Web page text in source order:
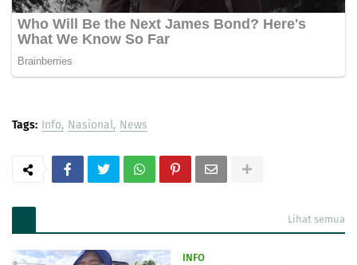
Tags: Info Nasional News
Lihat semua
INFO